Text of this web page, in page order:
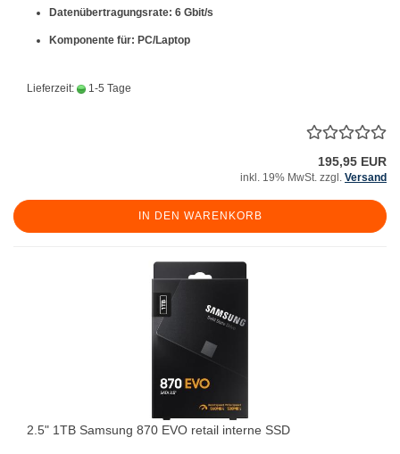
Datenübertragungsrate: 6 Gbit/s
Komponente für: PC/Laptop
Lieferzeit: 1-5 Tage
195,95 EUR
inkl. 19% MwSt. zzgl. Versand
IN DEN WARENKORB
2.5" 1TB Samsung 870 EVO retail interne SSD